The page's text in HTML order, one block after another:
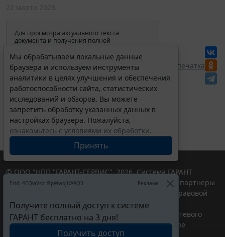
Для просмотра актуального текста
документа и получения полной
изменениях и порядке применения
документа, воспользуйтесь поиском в
Интернет-версии системы ГАРАНТ:
Перепечатка
Мы обрабатываем локальные данные
браузера и используем инструменты
аналитики в целях улучшения и обеспечения
работоспособности сайта, статистических
исследований и обзоров. Вы можете
запретить обработку указанных данных в
настройках браузера. Пожалуйста,
ознакомьтесь с условиями их обработки.
Принять
Erid: 4CQwVszH9pWwojUA9Q3 Реклама
Получите полный доступ к системе
ГАРАНТ бесплатно на 3 дня!
Получить доступ
© ООО "НПП "ГАРАНТ-СЕРВИС", 2026. Система ГАРАНТ
выпускается с 1990 года. Компания "Гарант" и ее партнеры
являются участниками Российской ассоциации правовой
информации ГАРАНТ.
Портал ГАРАНТ.РУ зарегистрирован в качестве сетевого
издания Федеральной службой по надзору в сфере